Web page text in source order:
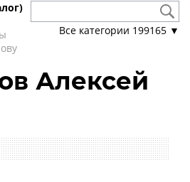
Все категории 199165 ▼
Алексей